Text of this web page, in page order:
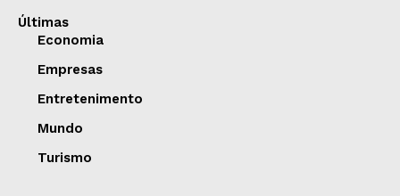
Últimas
Economia
Empresas
Entretenimento
Mundo
Turismo